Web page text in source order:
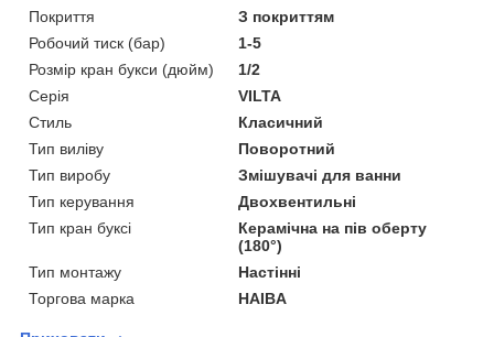
Покриття
З покриттям
Робочий тиск (бар)
1-5
Розмір кран букси (дюйм)
1/2
Серія
VILTA
Стиль
Класичний
Тип виліву
Поворотний
Тип виробу
Змішувачі для ванни
Тип керування
Двохвентильні
Тип кран буксі
Керамічна на пів оберту
(180°)
Тип монтажу
Настінні
Торгова марка
HAIBA